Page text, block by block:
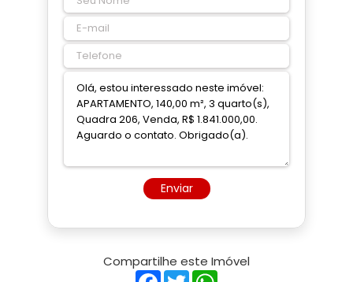
Enviar
Compartilhe este Imóvel
Facebook
Twitter